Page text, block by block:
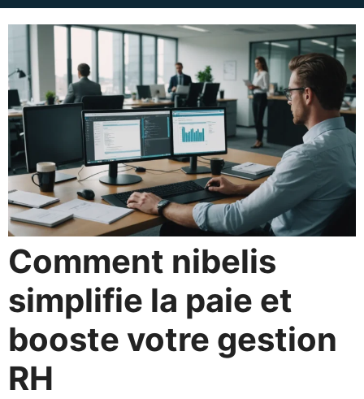
Comment nibelis
simplifie la paie et
booste votre gestion
RH